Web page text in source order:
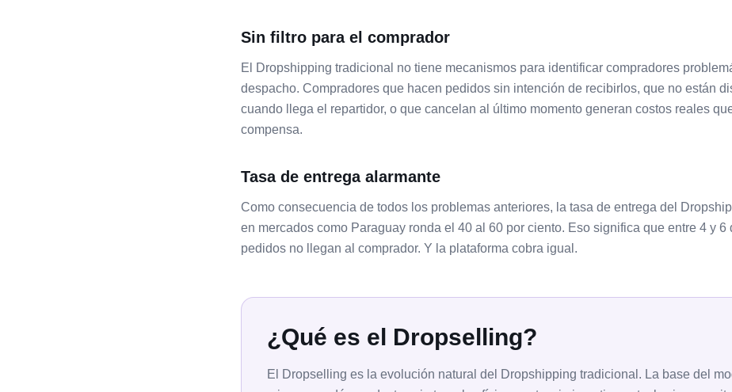
Sin filtro para el comprador
El Dropshipping tradicional no tiene mecanismos para identificar compradores
despacho. Compradores que hacen pedidos sin intención de recibirlos, que no están
cuando llega el repartidor, o que cancelan al último momento generan costos reales
compensa.
Tasa de entrega alarmante
Como consecuencia de todos los problemas anteriores, la tasa de entrega del
en mercados como Paraguay ronda el 40 al 60 por ciento. Eso significa que entre 4 y 6
pedidos no llegan al comprador. Y la plataforma cobra igual.
¿Qué es el Dropselling?
El Dropselling es la evolución natural del Dropshipping tradicional. La base del